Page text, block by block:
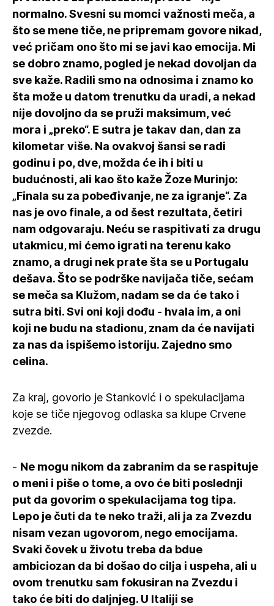
normalno. Svesni su momci važnosti meča, a
što se mene tiče, ne pripremam govore nikad,
već pričam ono što mi se javi kao emocija. Mi
se dobro znamo, pogled je nekad dovoljan da
sve kaže. Radili smo na odnosima i znamo ko
šta može u datom trenutku da uradi, a nekad
nije dovoljno da se pruži maksimum, već
mora i „preko“. E sutra je takav dan, dan za
kilometar više. Na ovakvoj šansi se radi
godinu i po, dve, možda će ih i biti u
budućnosti, ali kao što kaže Žoze Murinjo:
„Finala su za pobeđivanje, ne za igranje“. Za
nas je ovo finale, a od šest rezultata, četiri
nam odgovaraju. Neću se raspitivati za drugu
utakmicu, mi ćemo igrati na terenu kako
znamo, a drugi nek prate šta se u Portugalu
dešava. Što se podrške navijača tiče, sećam
se meča sa Klužom, nadam se da će tako i
sutra biti. Svi oni koji dođu - hvala im, a oni
koji ne budu na stadionu, znam da će navijati
za nas da ispišemo istoriju. Zajedno smo
celina.
Za kraj, govorio je Stanković i o spekulacijama
koje se tiče njegovog odlaska sa klupe Crvene
zvezde.
- Ne mogu nikom da zabranim da se raspituje
o meni i piše o tome, a ovo će biti poslednji
put da govorim o spekulacijama tog tipa.
Lepo je čuti da te neko traži, ali ja za Zvezdu
nisam vezan ugovorom, nego emocijama.
Svaki čovek u životu treba da bdue
ambiciozan da bi došao do cilja i uspeha, ali u
ovom trenutku sam fokusiran na Zvezdu i
tako će biti do daljnjeg. U Italiji se